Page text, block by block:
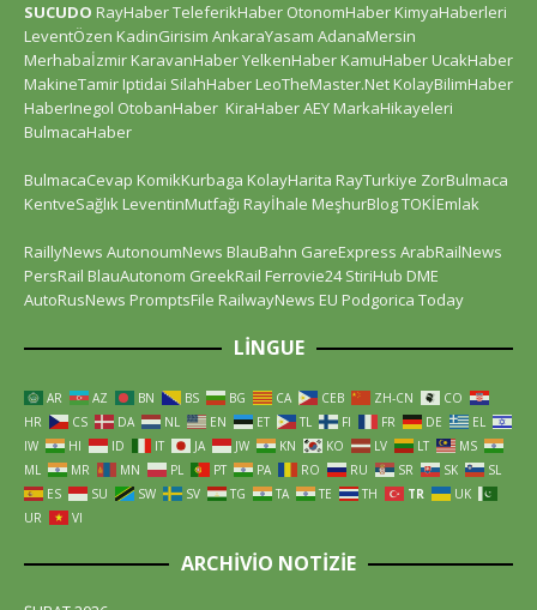
SUCUDO RayHaberTeleferikHaber OtonomHaber KimyaHaberleri
LeventÖzen KadinGirisim AnkaraYasam AdanaMersin
Merhabaİzmir KaravanHaberYelkenHaber KamuHaber UcakHaber
MakineTamir Iptidai SilahHaber LeoTheMaster.Net KolayBilimHaber
HaberInegol OtobanHaber KiraHaberAEY MarkaHikayeleri
BulmacaHaber
BulmacaCevap KomikKurbaga KolayHarita RayTurkiye ZorBulmaca
KentveSağlık LeventinMutfağı Rayİhale MeşhurBlogTOKİEmlak
RaillyNews AutonoumNews BlauBahn GareExpress ArabRailNews
PersRail BlauAutonom GreekRail Ferrovie24 StiriHub DME
AutoRusNews PromptsFile RailwayNews EU Podgorica Today
LINGUE
AR AZ BN BS BG CA CEB ZH-CN
CO
HR
CS DA NL EN ET TL FI FR DE
EL
IW
HI ID IT JA JW KN KO LV LT
MS
ML
MR MN PL PT PA RO RU SR SK
SL
ES
SU SW SV TG TA TE TH TR
UK
UR
VI
ARCHIVIO NOTIZIE